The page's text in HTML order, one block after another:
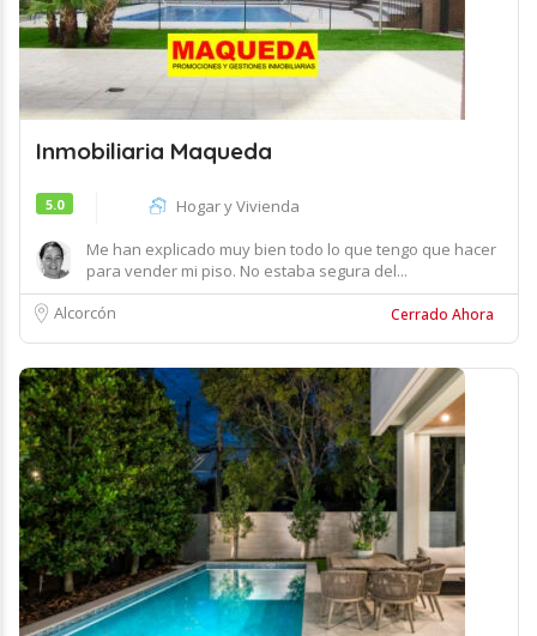
Inmobiliaria Maqueda
5.0
Hogar y Vivienda
Me han explicado muy bien todo lo que tengo que hacer
para vender mi piso. No estaba segura del...
Alcorcón
Cerrado Ahora